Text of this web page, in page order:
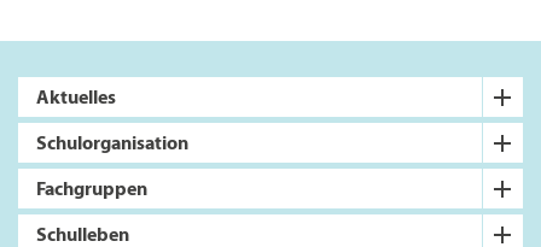
Aktuelles
Schulorganisation
Fachgruppen
Schulleben